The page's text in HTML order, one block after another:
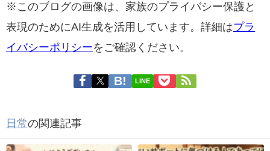
※このブログの画像は、家族のプライバシー保護と
表現のためにAI生成を活用しています。詳細はプラ
イバシーポリシーをご確認ください。
LINE
日常の関連記事